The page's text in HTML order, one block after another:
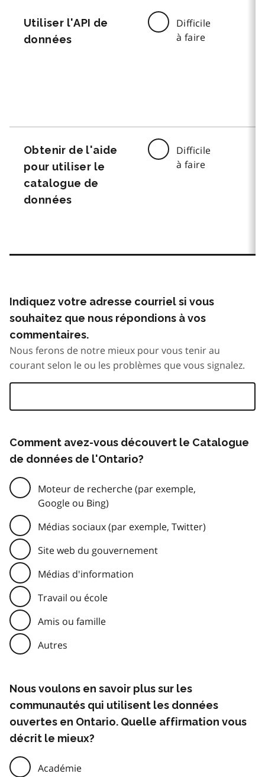
Utiliser l'API de
données
Difficile
à faire
Obtenir de l'aide
pour utiliser le
catalogue de
données
Difficile
à faire
Indiquez votre adresse courriel si vous
souhaitez que nous répondions à vos
commentaires.
Nous ferons de notre mieux pour vous tenir au
courant selon le ou les problèmes que vous signalez.
Comment avez-vous découvert le Catalogue
de données de l'Ontario?
Moteur de recherche (par exemple,
Google ou Bing)
Médias sociaux (par exemple, Twitter)
Site web du gouvernement
Médias d'information
Travail ou école
Amis ou famille
Autres
Nous voulons en savoir plus sur les
communautés qui utilisent les données
ouvertes en Ontario. Quelle affirmation vous
décrit le mieux?
Académie